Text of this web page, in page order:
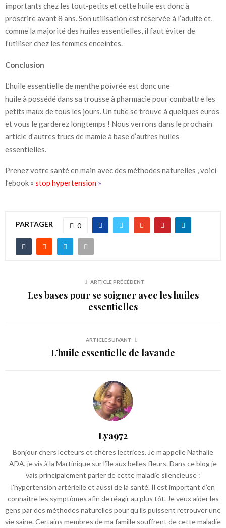
importants chez les tout-petits et cette huile est donc à
proscrire avant 8 ans. Son utilisation est réservée à l’adulte et,
comme la majorité des huiles essentielles, il faut éviter de
l’utiliser chez les femmes enceintes.
Conclusion
L’huile essentielle de menthe poivrée est donc une
huileà possédédans sa trousse à pharmacie pour combattre les
petits maux de tous les jours. Un tube se trouve à quelques euros
et vous le garderez longtemps ! Nous verrons dans le prochain
article d’autres trucs de mamie à base d’autres huiles
essentielles.
Prenez votre santé en main avec des méthodes naturelles , voici
l’ebook « stop hypertension »
PARTAGER 0
ARTICLE PRÉCÉDENT
Les bases pour se soigner avec les huiles
essentielles
ARTICLE SUIVANT
L’huile essentielle de lavande
Lya972
Bonjour chers lecteurs et chères lectrices. Je m’appelle Nathalie
ADA, je vis à la Martinique sur l’île aux belles fleurs. Dans ce blog je
vais principalement parler de cette maladie silencieuse :
l’hypertension artérielle et aussi de la santé. Il est important d’en
connaître les symptômes afin de réagir au plus tôt. Je veux aider les
gens par des méthodes naturelles pour qu’ils puissent retrouver une
vie saine. Certains membres de ma famille souffrent de cette maladie